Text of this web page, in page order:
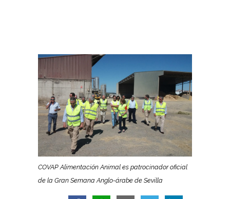
COVAP Alimentación Animal es patrocinador oficial
de la Gran Semana Anglo-árabe de Sevilla